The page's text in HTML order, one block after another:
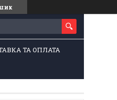
ТА ОПЛАТА